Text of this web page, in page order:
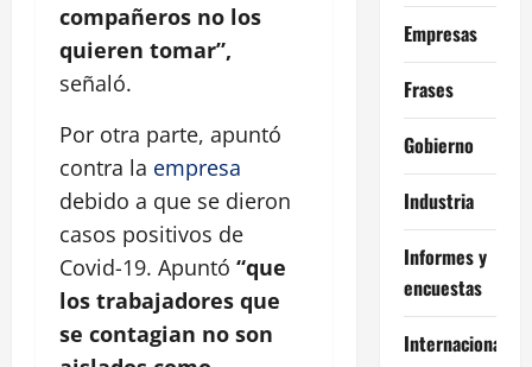
compañeros no los
quieren tomar”,
señaló.
Por otra parte, apuntó
contra la empresa
debido a que se dieron
casos positivos de
Covid-19. Apuntó “que
los trabajadores que
se contagian no son
Empresas
Frases
Gobierno
Industria
Informes y
encuestas
Internacional